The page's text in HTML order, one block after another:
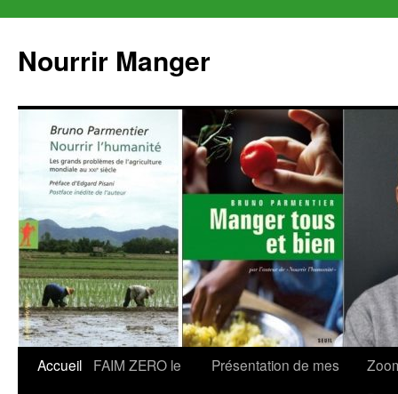
contenu
Nourrir Manger
Accueil
FAIM ZERO le
Présentation de mes